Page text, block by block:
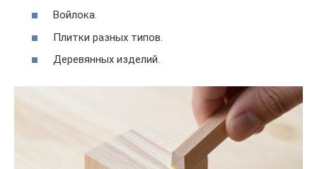
Войлока.
Плитки разных типов.
Деревянных изделий.